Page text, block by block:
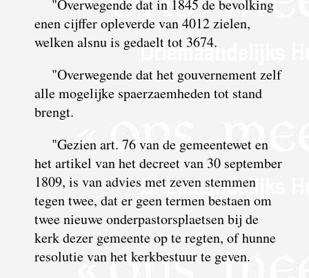
"Overwegende dat in 1845 de bevolking
enen cijffer opleverde van 4012 zielen,
welken alsnu is gedaelt tot 3674.
"Overwegende dat het gouvernement zelf
alle mogelijke spaerzaemheden tot stand
brengt.
"Gezien art. 76 van de gemeentewet en
het artikel van het decreet van 30 september
1809, is van advies met zeven stemmen
tegen twee, dat er geen termen bestaen om
twee nieuwe onder­pastors­plaetsen bij de
kerk dezer gemeente op te regten, of hunne
resolutie van het kerk­bestuur te geven.